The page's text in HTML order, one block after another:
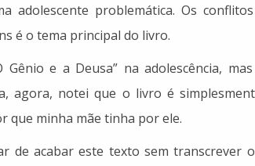
adolescente problemática. Os
é o tema principal do livro.
Gênio e a Deusa” na adolescência,
agora, notei que o livro é
que minha mãe tinha por ele.
de acabar este texto sem transcrever